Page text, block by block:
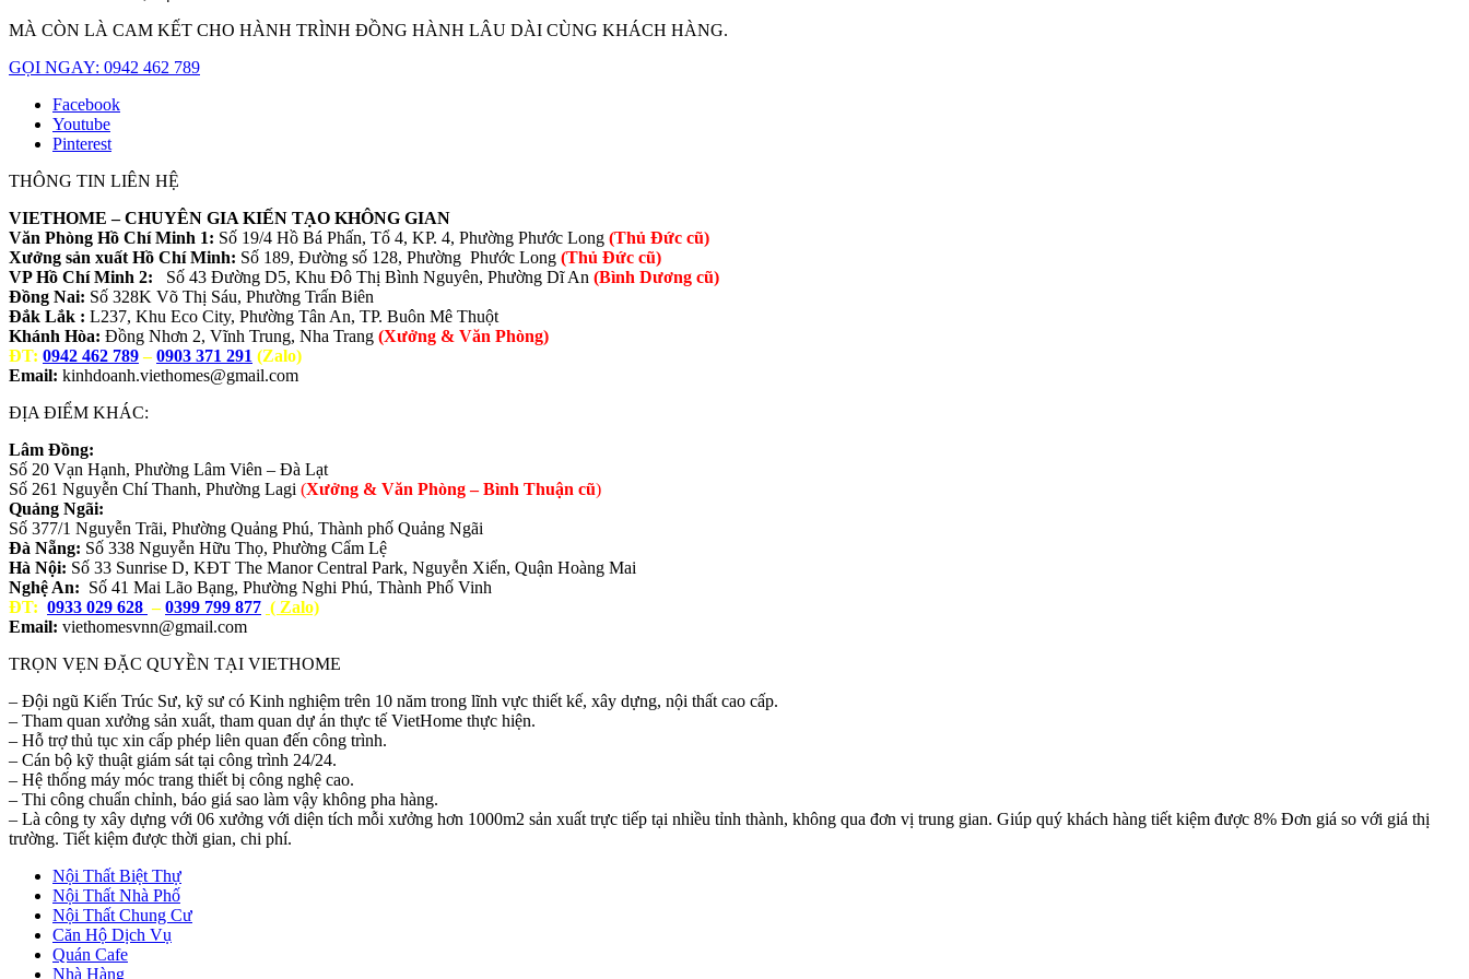
MÀ CÒN LÀ CAM KẾT CHO HÀNH TRÌNH ĐỒNG HÀNH LÂU DÀI CÙNG KHÁCH HÀNG.
GỌI NGAY: 0942 462 789
Facebook
Youtube
Pinterest
THÔNG TIN LIÊN HỆ
VIETHOME – CHUYÊN GIA KIẾN TẠO KHÔNG GIAN
Văn Phòng Hồ Chí Minh 1: Số 19/4 Hồ Bá Phấn, Tổ 4, KP. 4, Phường Phước Long (Thủ Đức cũ)
Xưởng sản xuất Hồ Chí Minh: Số 189, Đường số 128, Phường Phước Long (Thủ Đức cũ)
VP Hồ Chí Minh 2: Số 43 Đường D5, Khu Đô Thị Bình Nguyên, Phường Dĩ An (Bình Dương cũ)
Đồng Nai: Số 328K Võ Thị Sáu, Phường Trấn Biên
Đắk Lắk : L237, Khu Eco City, Phường Tân An, TP. Buôn Mê Thuột
Khánh Hòa: Đồng Nhơn 2, Vĩnh Trung, Nha Trang (Xưởng & Văn Phòng)
ĐT: 0942 462 789–0903 371 291 (Zalo)
Email: kinhdoanh.viethomes@gmail.com
ĐỊA ĐIỂM KHÁC:
Lâm Đồng:
Số 20 Vạn Hạnh, Phường Lâm Viên – Đà Lạt
Số 261 Nguyễn Chí Thanh, Phường Lagi (Xưởng & Văn Phòng – Bình Thuận cũ)
Quảng Ngãi:
Số 377/1 Nguyễn Trãi, Phường Quảng Phú, Thành phố Quảng Ngãi
Đà Nẵng: Số 338 Nguyễn Hữu Thọ, Phường Cẩm Lệ
Hà Nội: Số 33 Sunrise D, KĐT The Manor Central Park, Nguyễn Xiển, Quận Hoàng Mai
Nghệ An: Số 41 Mai Lão Bạng, Phường Nghi Phú, Thành Phố Vinh
ĐT: 0933 029 628 –0399 799 877 ( Zalo)
Email: viethomesvnn@gmail.com
TRỌN VẸN ĐẶC QUYỀN TẠI VIETHOME
– Đội ngũ Kiến Trúc Sư, kỹ sư có Kinh nghiệm trên 10 năm trong lĩnh vực thiết kế, xây dựng, nội thất cao cấp.
– Tham quan xưởng sản xuất, tham quan dự án thực tế VietHome thực hiện.
– Hỗ trợ thủ tục xin cấp phép liên quan đến công trình.
– Cán bộ kỹ thuật giám sát tại công trình 24/24.
– Hệ thống máy móc trang thiết bị công nghệ cao.
– Thi công chuẩn chỉnh, báo giá sao làm vậy không pha hàng.
– Là công ty xây dựng với 06 xưởng với diện tích mỗi xưởng hơn 1000m2 sản xuất trực tiếp tại nhiều tỉnh thành, không qua đơn vị trung gian. Giúp quý khách hàng tiết kiệm được 8% Đơn giá so với giá thị
trường. Tiết kiệm được thời gian, chi phí.
Nội Thất Biệt Thự
Nội Thất Nhà Phố
Nội Thất Chung Cư
Căn Hộ Dịch Vụ
Quán Cafe
Nhà Hàng